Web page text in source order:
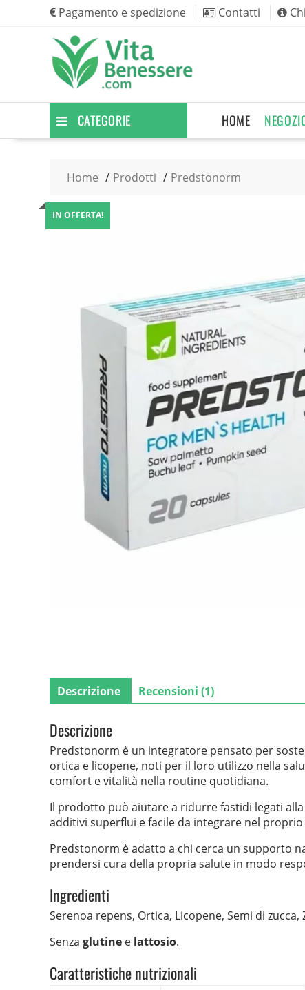
Pagamento e spedizione Contatti
CATEGORIE HOME
Home Prodotti Predstonorm
IN OFFERTA!
Descrizione Recensioni (1)
Descrizione
Predstonorm è un integratore pensato per
ortica e licopene, noti per il loro utilizzo nella
comfort e vitalità nella routine quotidiana.
Il prodotto può aiutare a ridurre fastidi legati
additivi superflui e facile da integrare nel
Predstonorm è adatto a chi cerca un supporto
prendersi cura della propria salute in modo
Ingredienti
Serenoa repens, Ortica, Licopene, Semi di zucca,
Senza glutine e lattosio.
Caratteristiche nutrizionali